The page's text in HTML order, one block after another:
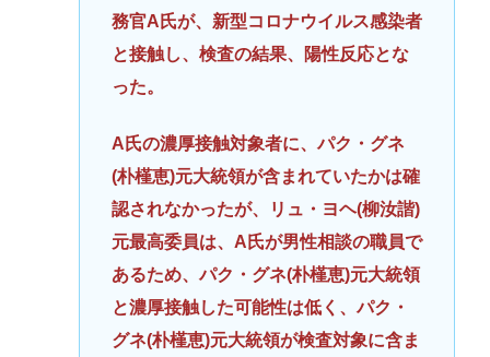
務官A氏が、新型コロナウイルス感染者
と接触し、検査の結果、陽性反応とな
った。
A氏の濃厚接触対象者に、パク・グネ
(朴槿恵)元大統領が含まれていたかは確
認されなかったが、リュ・ヨヘ(柳汝諧)
元最高委員は、A氏が男性相談の職員で
あるため、パク・グネ(朴槿恵)元大統領
と濃厚接触した可能性は低く、パク・
グネ(朴槿恵)元大統領が検査対象に含ま